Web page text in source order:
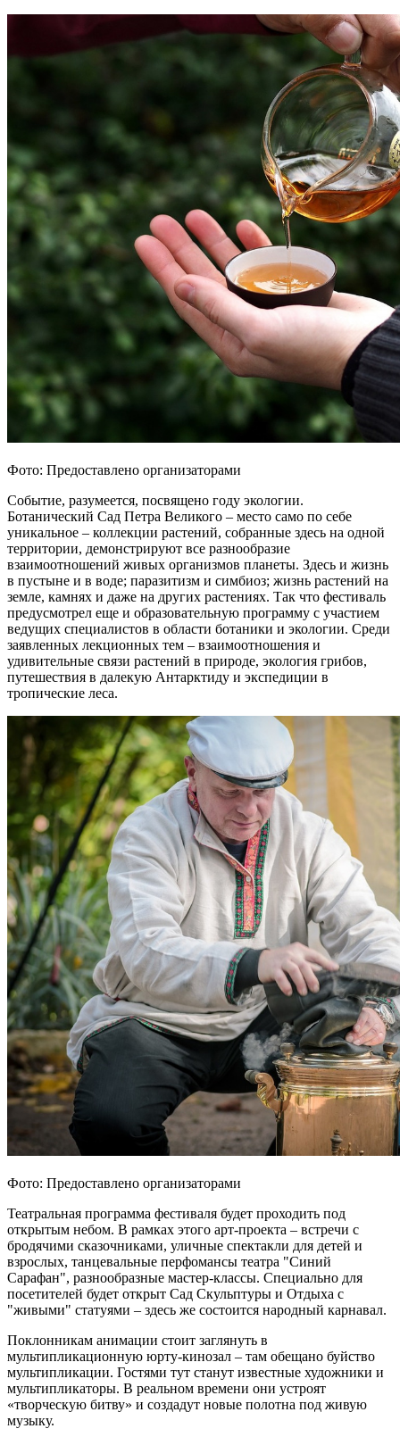
Фото: Предоставлено организаторами
Событие, разумеется, посвящено году экологии.
Ботанический Сад Петра Великого – место само по себе
уникальное – коллекции растений, собранные здесь на одной
территории, демонстрируют все разнообразие
взаимоотношений живых организмов планеты. Здесь и жизнь
в пустыне и в воде; паразитизм и симбиоз; жизнь растений на
земле, камнях и даже на других растениях. Так что фестиваль
предусмотрел еще и образовательную программу с участием
ведущих специалистов в области ботаники и экологии. Среди
заявленных лекционных тем – взаимоотношения и
удивительные связи растений в природе, экология грибов,
путешествия в далекую Антарктиду и экспедиции в
тропические леса.
Фото: Предоставлено организаторами
Театральная программа фестиваля будет проходить под
открытым небом. В рамках этого арт-проекта – встречи с
бродячими сказочниками, уличные спектакли для детей и
взрослых, танцевальные перфомансы театра "Синий
Сарафан", разнообразные мастер-классы. Специально для
посетителей будет открыт Сад Скульптуры и Отдыха с
"живыми" статуями – здесь же состоится народный карнавал.
Поклонникам анимации стоит заглянуть в
мультипликационную юрту-кинозал – там обещано буйство
мультипликации. Гостями тут станут известные художники и
мультипликаторы. В реальном времени они устроят
«творческую битву» и создадут новые полотна под живую
музыку.